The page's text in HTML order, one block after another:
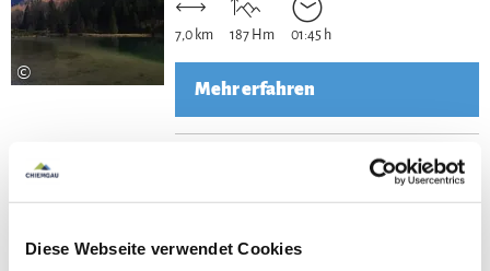
Diese Webseite verwendet Cookies
©
7,0 km 187 Hm 01:45 h
Mehr erfahren